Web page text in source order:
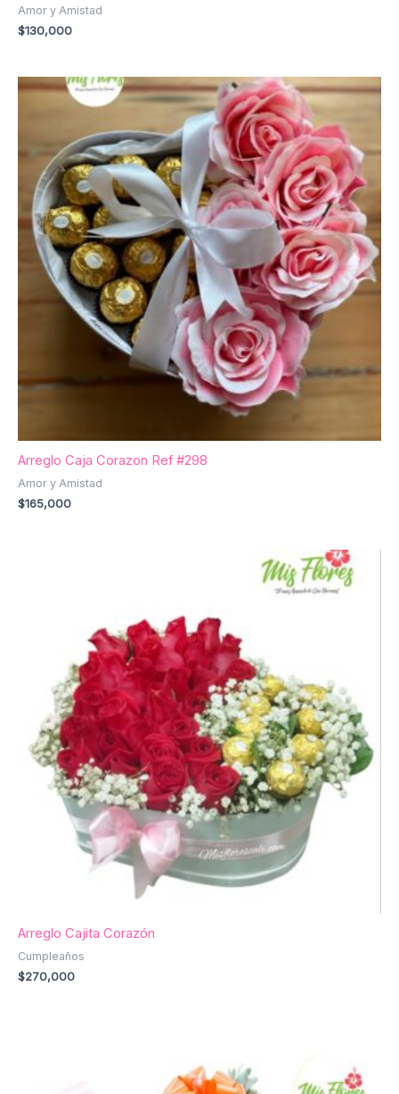
Amor y Amistad
$130,000
Arreglo Caja Corazon Ref #298
Amor y Amistad
$165,000
Arreglo Cajita Corazón
Cumpleaños
$270,000